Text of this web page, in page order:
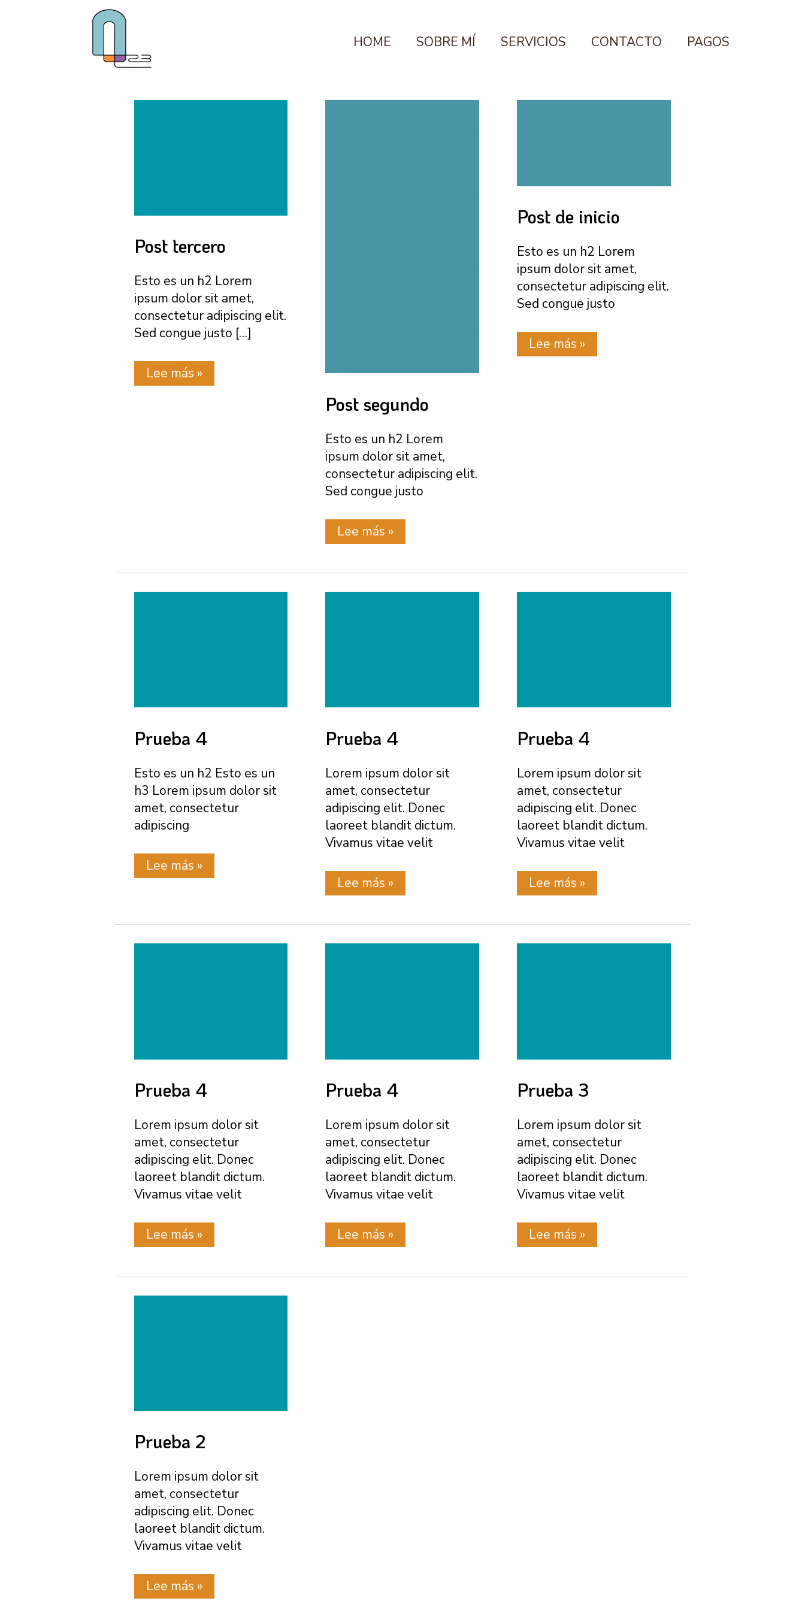
HOME SOBRE MÍ SERVICIOS CONTACTO PAGOS
Post tercero
Esto es un h2 Lorem
ipsum dolor sit amet,
consectetur adipiscing elit.
Sed congue justo […]
Post
tercero
Lee más »
Post segundo
Esto es un h2 Lorem
ipsum dolor sit amet,
consectetur adipiscing elit.
Sed congue justo
Post
segundo
Lee más »
Post de inicio
Esto es un h2 Lorem
ipsum dolor sit amet,
consectetur adipiscing elit.
Sed congue justo
Post
de
Lee más »
Prueba 4
Esto es un h2 Esto es un
h3 Lorem ipsum dolor sit
amet, consectetur
adipiscing
Prueba
4
Lee más »
Prueba 4
Lorem ipsum dolor sit
amet, consectetur
adipiscing elit. Donec
laoreet blandit dictum.
Vivamus vitae velit
Prueba
4
Lee más »
Prueba 4
Lorem ipsum dolor sit
amet, consectetur
adipiscing elit. Donec
laoreet blandit dictum.
Vivamus vitae velit
Prueba
4
Lee más »
Prueba 4
Lorem ipsum dolor sit
amet, consectetur
adipiscing elit. Donec
laoreet blandit dictum.
Vivamus vitae velit
Prueba
4
Lee más »
Prueba 4
Lorem ipsum dolor sit
amet, consectetur
adipiscing elit. Donec
laoreet blandit dictum.
Vivamus vitae velit
Prueba
4
Lee más »
Prueba 3
Lorem ipsum dolor sit
amet, consectetur
adipiscing elit. Donec
laoreet blandit dictum.
Vivamus vitae velit
Prueba
3
Lee más »
Prueba 2
Lorem ipsum dolor sit
amet, consectetur
adipiscing elit. Donec
laoreet blandit dictum.
Vivamus vitae velit
Prueba
2
Lee más »